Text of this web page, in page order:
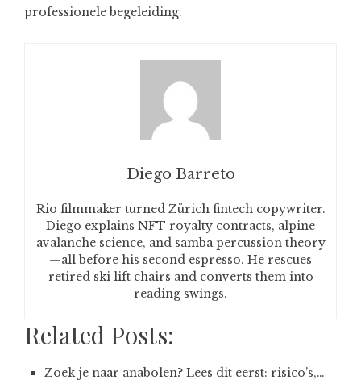
professionele begeleiding.
Diego Barreto
Rio filmmaker turned Zürich fintech copywriter.
Diego explains NFT royalty contracts, alpine
avalanche science, and samba percussion theory
—all before his second espresso. He rescues
retired ski lift chairs and converts them into
reading swings.
Related Posts:
Zoek je naar anabolen? Lees dit eerst: risico’s,…